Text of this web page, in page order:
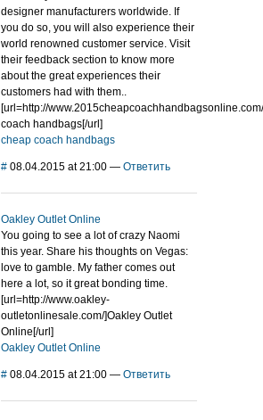
designer manufacturers worldwide. If
you do so, you will also experience their
world renowned customer service. Visit
their feedback section to know more
about the great experiences their
customers had with them..
[url=http://
coach handbags[/url]
cheap coach handbags
# 08.04.2015 at 21:00 — Ответить
Oakley Outlet Online
You going to see a lot of crazy Naomi
this year. Share his thoughts on Vegas:
love to gamble. My father comes out
here a lot, so it great bonding time.
[url=http://www.oakley-
outletonlinesale.com/]Oakley Outlet
Online[/url]
Oakley Outlet Online
# 08.04.2015 at 21:00 — Ответить